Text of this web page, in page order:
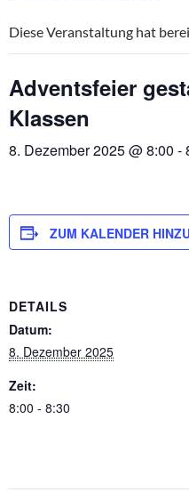
Diese Veranstaltung hat
Adventsfeier
Klassen
8. Dezember 2025 @ 8:00 -
ZUM KALENDER
DETAILS
Datum:
8. Dezember 2025
Zeit:
8:00 - 8:30